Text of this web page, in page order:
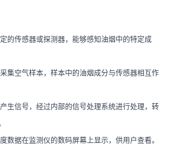
的传感器或探测器，能够感知油烟中的特定成
集空气样本，样本中的油烟成分与传感器相互作
生信号，经过内部的信号处理系统进行处理，转
数据在监测仪的数码屏幕上显示，供用户查看。